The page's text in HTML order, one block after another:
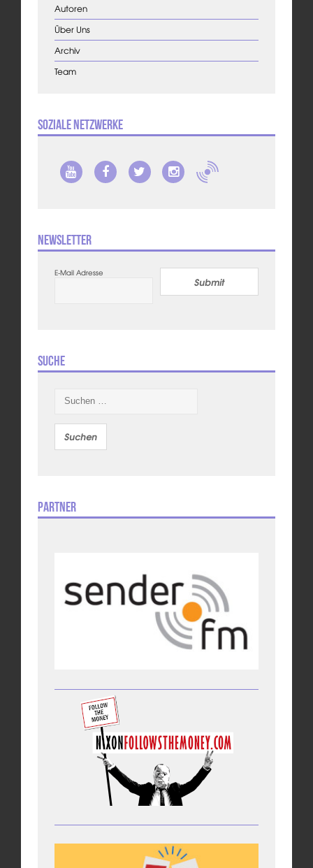
Autoren
Über Uns
Archiv
Team
Soziale Netzwerke
Newsletter
E-Mail Adresse
Submit
Suche
nach:
Partner